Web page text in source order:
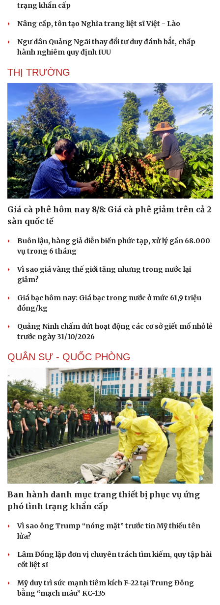
Doanh nghiệp
Thông tin doanh nghiệp
Doanh nghiệp 24h
Vì cộng đồng
Công nghệ
Sành điệu
Tin Công nghệ
Chuyển đổi số
trạng khẩn cấp
Nâng cấp, tôn tạo Nghĩa trang liệt sĩ Việt - Lào
Ngư dân Quảng Ngãi thay đổi tư duy đánh bắt, chấp
hành nghiêm quy định IUU
THỊ TRƯỜNG
Giá cà phê hôm nay 8/8: Giá cà phê giảm trên cả 2
sàn quốc tế
Buôn lậu, hàng giả diễn biến phức tạp, xử lý gần 68.000
vụ trong 6 tháng
Vì sao giá vàng thế giới tăng nhưng trong nước lại
giảm?
Giá bạc hôm nay: Giá bạc trong nước ở mức 61,9 triệu
đồng/kg
Quảng Ninh chấm dứt hoạt động các cơ sở giết mổ nhỏ lẻ
trước ngày 31/10/2026
QUÂN SỰ - QUỐC PHÒNG
Ban hành danh mục trang thiết bị phục vụ ứng
phó tình trạng khẩn cấp
Vì sao ông Trump “nóng mặt” trước tin Mỹ thiếu tên
lửa?
Lâm Đồng lập đơn vị chuyên trách tìm kiếm, quy tập hài
cốt liệt sĩ
Mỹ duy trì sức mạnh tiêm kích F-22 tại Trung Đông
bằng “mạch máu” KC-135